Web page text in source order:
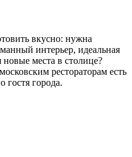
вкусно: нужна
интерьер, идеальная
новые места в столице?
рестораторам есть
гостя города.